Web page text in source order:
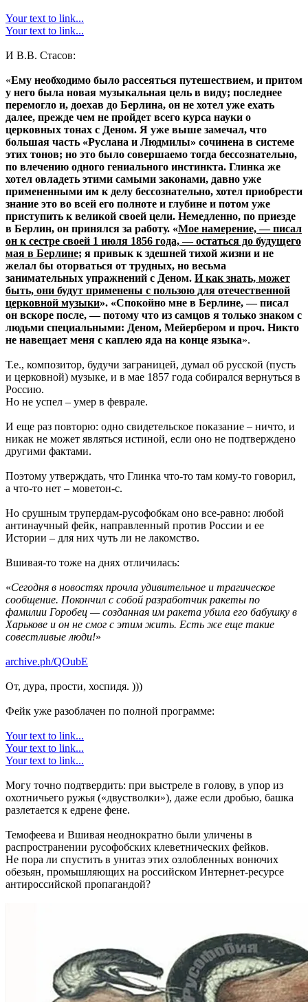
Your text to link...
Your text to link...
И В.В. Стасов:
«Ему необходимо было рассеяться путешествием, и притом
у него была новая музыкальная цель в виду; последнее
перемогло и, доехав до Берлина, он не хотел уже ехать
далее, прежде чем не пройдет всего курса науки о
церковных тонах с Деном. Я уже выше замечал, что
большая часть «Руслана и Людмилы» сочинена в системе
этих тонов; но это было совершаемо тогда бессознательно,
по влечению одного гениального инстинкта. Глинка же
хотел овладеть этими самыми законами, давно уже
примененными им к делу бессознательно, хотел приобрести
знание это во всей его полноте и глубине и потом уже
приступить к великой своей цели. Немедленно, по приезде
в Берлин, он принялся за работу. «Мое намерение, — писал
он к сестре своей 1 июля 1856 года, — остаться до будущего
мая в Берлине; я привык к здешней тихой жизни и не
желал бы оторваться от трудных, но весьма
занимательных упражнений с Деном. И как знать, может
быть, они будут применены с пользою для отечественной
церковной музыки». «Спокойно мне в Берлине, — писал
он вскоре после, — потому что из самцов я только знаком с
людьми специальными: Деном, Мейербером и проч. Никто
не навещает меня с каплею яда на конце языка».
Т.е., композитор, будучи заграницей, думал об русской (пусть
и церковной) музыке, и в мае 1857 года собирался вернуться в
Россию.
Но не успел – умер в феврале.
И еще раз повторю: одно свидетельское показание – ничто, и
никак не может являться истиной, если оно не подтверждено
другими фактами.
Поэтому утверждать, что Глинка что-то там кому-то говорил,
а что-то нет – моветон-с.
Но срушным трупердам-русофобкам оно все-равно: любой
антинаучный фейк, направленный против России и ее
Истории – для них чуть ли не лакомство.
Вшивая-то тоже на днях отличилась:
«Сегодня в новостях прочла удивительное и трагическое
сообщение. Покончил с собой разработчик ракеты по
фамилии Горобец — созданная им ракета убила его бабушку в
Харькове и он не смог с этим жить. Есть же еще такие
совестливые люди!»
archive.ph/QOubE
От, дура, прости, хоспидя. )))
Фейк уже разоблачен по полной программе:
Your text to link...
Your text to link...
Your text to link...
Могу точно подтвердить: при выстреле в голову, в упор из
охотничьего ружья («двустволки»), даже если дробью, башка
разлетается к едрене фене.
Темофеева и Вшивая неоднократно были уличены в
распространении русофобских клеветнических фейков.
Не пора ли спустить в унитаз этих озлобленных вонючих
обезьян, промышляющих на российском Интернет-ресурсе
антироссийской пропагандой?